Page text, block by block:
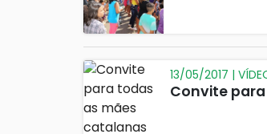
13/05/2017 |
Convite